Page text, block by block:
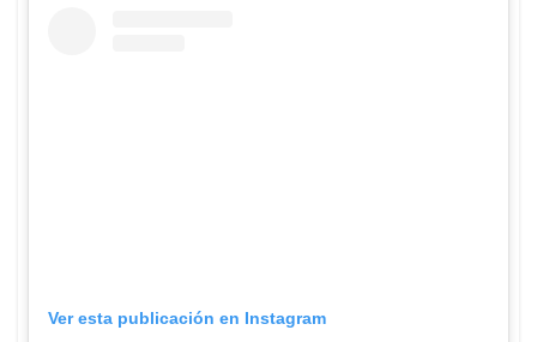
Ver esta publicación en Instagram